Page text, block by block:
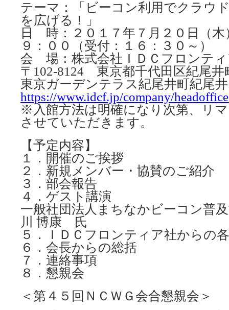
テーマ：「ビーコン利用でクラウ
を広げる！」
日 時：２０１７年７月２０日（木
９：００（受付：１６：３０～）
会 場：株式会社ＩＤＣフロンテ
〒102-8124 東京都千代田区紀尾井
東京ガーデンテラス紀尾井町紀尾
https://www.idcf.jp/company/
※入館方法は明確になり次第、リ
させていただきます。
【予定内容】
１．開催のご挨拶
２．新規メンバー・協賛のご紹介
３．部会報告
４．ゲスト講演
一般社団法人まちなかビーコン
川 博康 氏
５．ＩＤＣフロンティア社からの
６．会長からの総括
７．連絡事項
８．懇親会
＜第４５回ＮＣＷＧ会合懇親会＞